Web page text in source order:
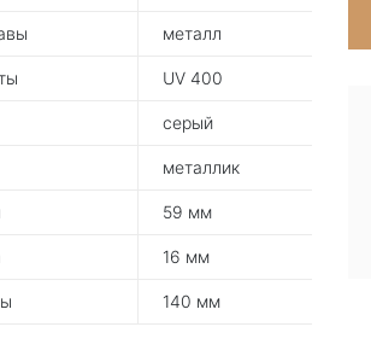
металл
UV 400
серый
металлик
59 мм
16 мм
140 мм